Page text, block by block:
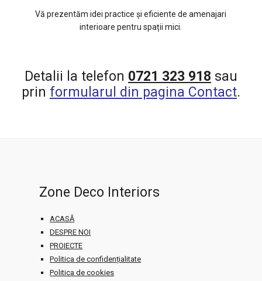
Vă prezentăm idei practice și eficiente de amenajari
interioare pentru spații mici.
Detalii la telefon 0721 323 918 sau
prin formularul din pagina Contact.
Zone Deco Interiors
ACASĂ
DESPRE NOI
PROIECTE
Politica de confidențialitate
Politica de cookies